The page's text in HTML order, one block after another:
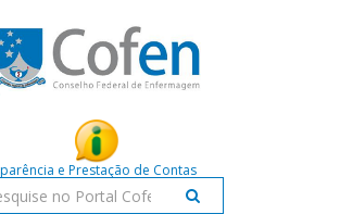
e Prestação de Contas